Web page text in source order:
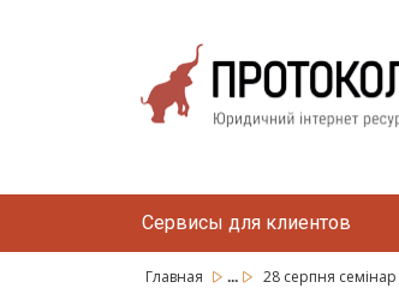
Сервисы для клиентов
Главная ... 28 серпня